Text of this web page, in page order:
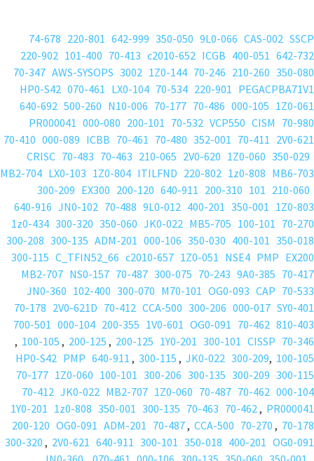
SSCP
CAS-002
9L0-066
350-050
642-999
220-801
74-678
642-732
400-051
ICGB
c2010-652
70-413
101-400
220-902
350-080
210-260
70-246
1Z0-144
3002
AWS-SYSOPS
70-347
PEGACPBA71V1
220-901
70-534
LX0-104
070-461
HP0-S42
1Z0-061
000-105
70-486
70-177
N10-006
500-260
640-692
70-980
CISM
VCP550
70-532
200-101
000-080
PR000041
2V0-621
70-411
352-001
70-480
70-461
ICBB
000-089
70-410
350-029
1Z0-060
2V0-620
210-065
70-463
70-483
CRISC
MB6-703
1z0-808
220-802
ITILFND
1Z0-804
LX0-103
MB2-704
210-060
101
200-310
640-911
200-120
EX300
300-209
1Z0-803
350-001
400-201
9L0-012
70-488
JN0-102
640-916
70-270
100-101
MB5-705
JK0-022
350-060
300-320
1z0-434
350-018
400-101
350-030
000-106
ADM-201
300-135
300-208
EX200
PMP
NSE4
1Z0-051
c2010-657
C_TFIN52_66
300-115
70-417
9A0-385
70-243
300-075
70-487
NS0-157
MB2-707
70-533
CAP
OG0-093
M70-101
300-070
102-400
JN0-360
SY0-401
000-017
300-206
CCA-500
70-412
2V0-621D
70-178
810-403
70-462
OG0-091
1V0-601
200-355
000-104
700-501
70-346
CISSP
300-101
1Y0-201
200-125
,
200-125
,
100-105
,
100-105
,
300-209
JK0-022
,
300-115
,
640-911
PMP
HP0-S42
300-115
300-209
300-135
300-206
100-101
1Z0-060
70-177
000-104
70-462
70-487
1Z0-060
MB2-707
JK0-022
70-412
PR000041
,
70-462
70-463
300-135
350-001
1z0-808
1Y0-201
70-178
,
70-270
CCA-500
,
70-487
ADM-201
OG0-091
200-120
OG0-091
400-201
350-018
300-101
640-911
2V0-621
,
300-320